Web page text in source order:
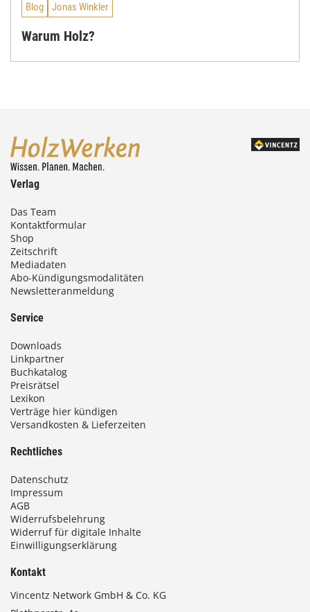
Blog Jonas Winkler
Warum Holz?
Verlag
Das Team
Kontaktformular
Shop
Zeitschrift
Mediadaten
Abo-Kündigungsmodalitäten
Newsletteranmeldung
Service
Downloads
Linkpartner
Buchkatalog
Preisrätsel
Lexikon
Verträge hier kündigen
Versandkosten & Lieferzeiten
Rechtliches
Datenschutz
Impressum
AGB
Widerrufsbelehrung
Widerruf für digitale Inhalte
Einwilligungserklärung
Kontakt
Vincentz Network GmbH & Co. KG